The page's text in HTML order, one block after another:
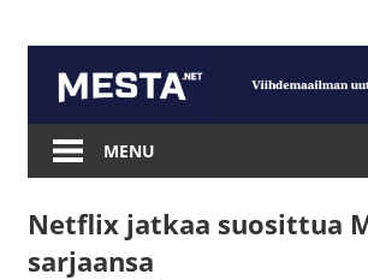
content
Mesta.net
MENU
Netflix jatkaa suosittua
sarjaansa